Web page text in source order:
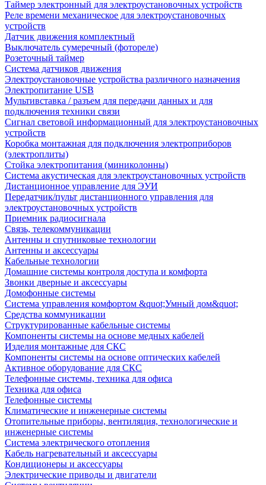
Таймер электронный для электроустановочных устройств
Реле времени механическое для электроустановочных
устройств
Датчик движения комплектный
Выключатель сумеречный (фотореле)
Розеточный таймер
Система датчиков движения
Электроустановочные устройства различного назначения
Электропитание USB
Мультивставка / разъем для передачи данных и для
подключения техники связи
Сигнал световой информационный для электроустановочных
устройств
Коробка монтажная для подключения электроприборов
(электроплиты)
Стойка электропитания (миниколонны)
Система акустическая для электроустановочных устройств
Дистанционное управление для ЭУИ
Передатчик/пульт дистанционного управления для
электроустановочных устройств
Приемник радиосигнала
Связь, телекоммуникации
Антенны и спутниковые технологии
Антенны и аксессуары
Кабельные технологии
Домашние системы контроля доступа и комфорта
Звонки дверные и аксессуары
Домофонные системы
Система управления комфортом &quot;Умный дом&quot;
Средства коммуникации
Структурированные кабельные системы
Компоненты системы на основе медных кабелей
Изделия монтажные для СКС
Компоненты системы на основе оптических кабелей
Активное оборудование для СКС
Телефонные системы, техника для офиса
Техника для офиса
Телефонные системы
Климатические и инженерные системы
Отопительные приборы, вентиляция, технологические и
инженерные системы
Система электрического отопления
Кабель нагревательный и аксессуары
Кондиционеры и аксессуары
Электрические приводы и двигатели